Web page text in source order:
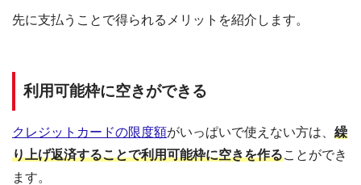
先に支払うことで得られるメリットを紹介します。
利用可能枠に空きができる
クレジットカードの限度額がいっぱいで使えない方は、 繰
り上げ返済することで利用可能枠に空きを作ることができ
ます。